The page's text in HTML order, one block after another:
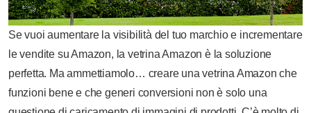
Se vuoi aumentare la visibilità del tuo marchio e incrementare
le vendite su Amazon, la vetrina Amazon è la soluzione
perfetta. Ma ammettiamolo… creare una vetrina Amazon che
funzioni bene e che generi conversioni non è solo una